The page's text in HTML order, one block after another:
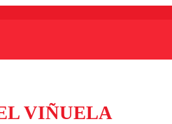
VIÑUELA